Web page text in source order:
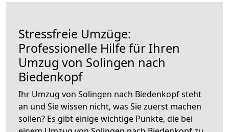
Stressfreie Umzüge:
Professionelle Hilfe für Ihren
Umzug von Solingen nach
Biedenkopf
Ihr Umzug von Solingen nach Biedenkopf steht
an und Sie wissen nicht, was Sie zuerst machen
sollen? Es gibt einige wichtige Punkte, die bei